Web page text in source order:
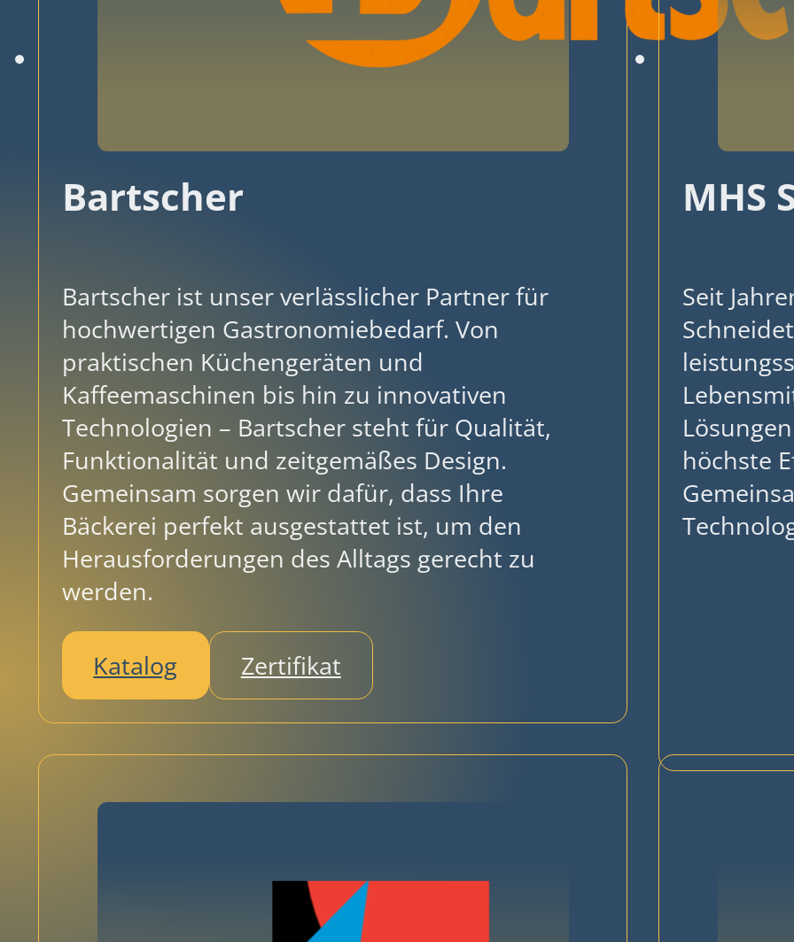
Bartscher
Bartscher ist unser verlässlicher Partner für
hochwertigen Gastronomiebedarf. Von
praktischen Küchengeräten und
Kaffeemaschinen bis hin zu innovativen
Technologien – Bartscher steht für Qualität,
Funktionalität und zeitgemäßes Design.
Gemeinsam sorgen wir dafür, dass Ihre
Bäckerei perfekt ausgestattet ist, um den
Herausforderungen des Alltags gerecht zu
werden.
Katalog Zertifikat
MHS
Seit
höchste